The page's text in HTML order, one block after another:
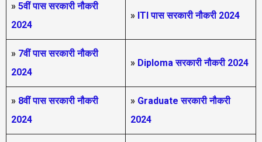
» 5वीं पास सरकारी नौकरी
2024
» ITI पास सरकारी नौकरी 2024
» 7वीं पास सरकारी नौकरी
2024
» Diploma सरकारी नौकरी 2024
» 8वीं पास सरकारी नौकरी
2024
» Graduate सरकारी नौकरी
2024